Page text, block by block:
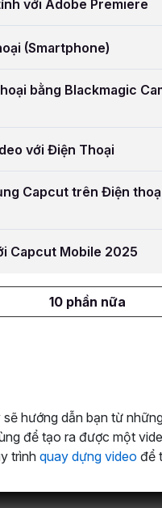
với Adobe Premiere
(Smartphone)
bằng Blackmagic
với Điện Thoại
Capcut trên Điện
Capcut Mobile 2025
10 phần nữa
sẽ hướng dẫn bạn từ
để tạo ra được một
trình quay dựng video để